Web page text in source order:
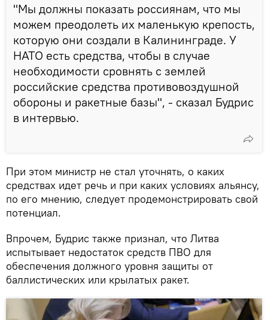
"Мы должны показать россиянам, что мы
можем преодолеть их маленькую крепость,
которую они создали в Калининграде. У
НАТО есть средства, чтобы в случае
необходимости сровнять с землей
российские средства противовоздушной
обороны и ракетные базы", - сказал Будрис
в интервью.
При этом министр не стал уточнять, о каких
средствах идет речь и при каких условиях альянсу,
по его мнению, следует продемонстрировать свой
потенциал.
Впрочем, Будрис также признал, что Литва
испытывает недостаток средств ПВО для
обеспечения должного уровня защиты от
баллистических или крылатых ракет.